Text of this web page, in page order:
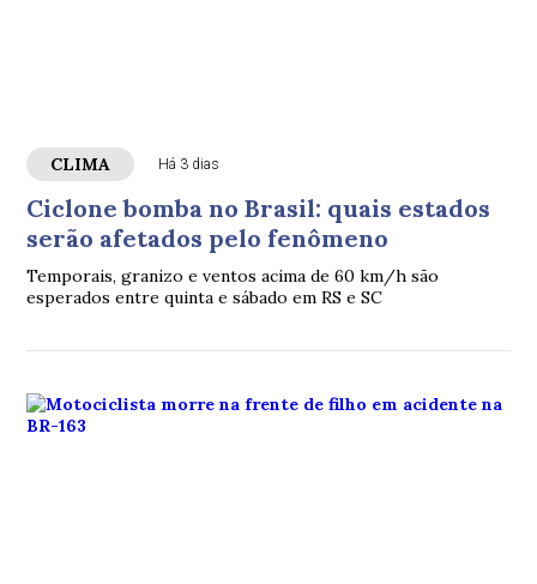
CLIMA Há 3 dias
Ciclone bomba no Brasil: quais estados
serão afetados pelo fenômeno
Temporais, granizo e ventos acima de 60 km/h são
esperados entre quinta e sábado em RS e SC